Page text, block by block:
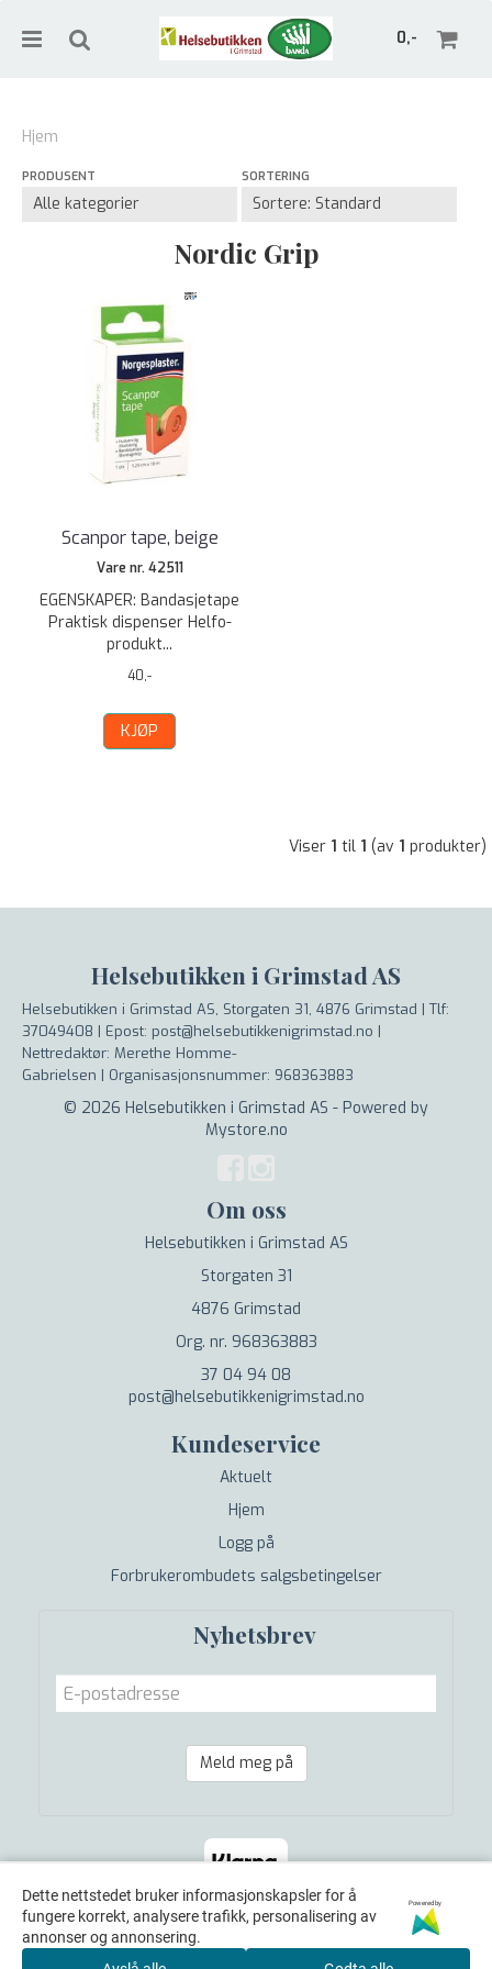
0,-
Hjem
PRODUSENT SORTERING
Nordic Grip
Scanpor tape, beige
Vare nr. 42511
EGENSKAPER: Bandasjetape
Praktisk dispenser Helfo-
produkt...
40,-
KJØP
Viser 1 til 1 (av 1 produkter)
Helsebutikken i Grimstad AS
Helsebutikken i Grimstad AS, Storgaten 31, 4876 Grimstad | Tlf:
37049408 | Epost: post@helsebutikkenigrimstad.no |
Nettredaktør: Merethe Homme-
Gabrielsen | Organisasjonsnummer: 968363883
© 2026 Helsebutikken i Grimstad AS - Powered by
Mystore.no
Om oss
Helsebutikken i Grimstad AS
Storgaten 31
4876 Grimstad
Org. nr. 968363883
37 04 94 08
post@helsebutikkenigrimstad.no
Kundeservice
Aktuelt
Hjem
Logg på
Forbrukerombudets salgsbetingelser
Nyhetsbrev
Meld meg på
Dette nettstedet bruker informasjonskapsler for å
fungere korrekt, analysere trafikk, personalisering av
annonser og annonsering.
Powered by